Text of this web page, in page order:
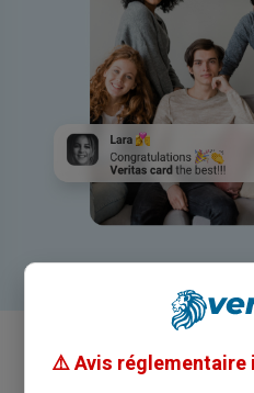
⚠️ Avis réglementaire